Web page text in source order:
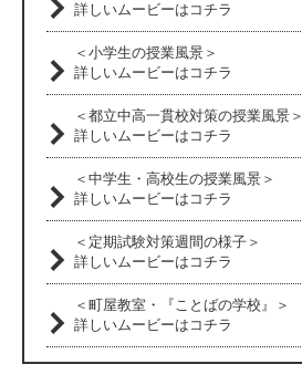
詳しいムービーはコチラ
＜小学生の授業風景＞
詳しいムービーはコチラ
＜都立中高一貫校対策の授業風景＞
詳しいムービーはコチラ
＜中学生・高校生の授業風景＞
詳しいムービーはコチラ
＜定期試験対策週間の様子＞
詳しいムービーはコチラ
＜町屋教室・『ことばの学校』＞
詳しいムービーはコチラ